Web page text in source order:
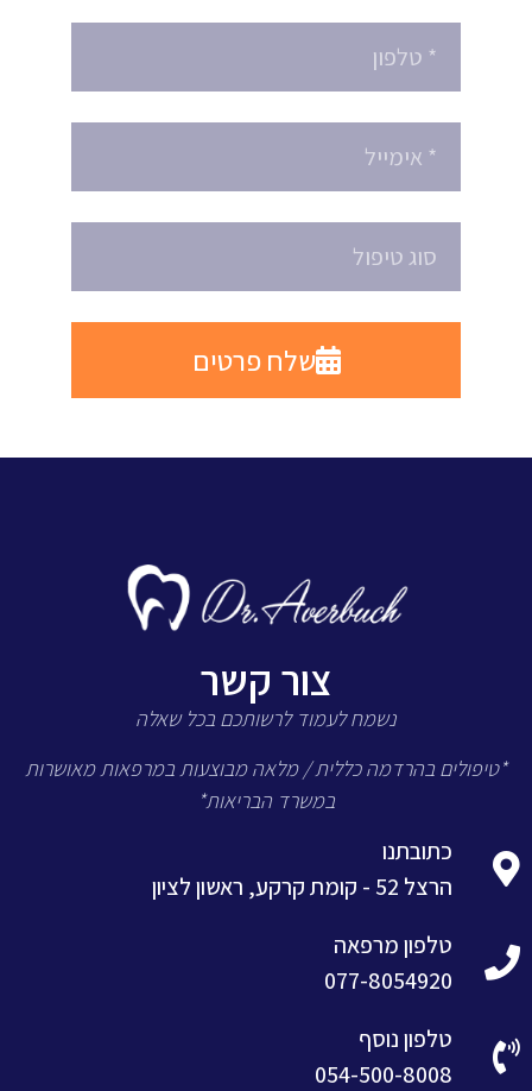
שלח פרטים
צור קשר
נשמח לעמוד לרשותכם בכל שאלה
*טיפולים בהרדמה כללית / מלאה מבוצעות במרפאות מאושרות
במשרד הבריאות*
כתובתנו
הרצל 52 - קומת קרקע, ראשון לציון
טלפון מרפאה
077-8054920
טלפון נוסף
054-500-8008